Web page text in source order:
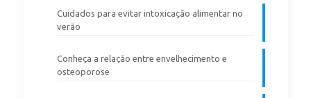
Cuidados para evitar intoxicação alimentar no
verão
Conheça a relação entre envelhecimento e
osteoporose